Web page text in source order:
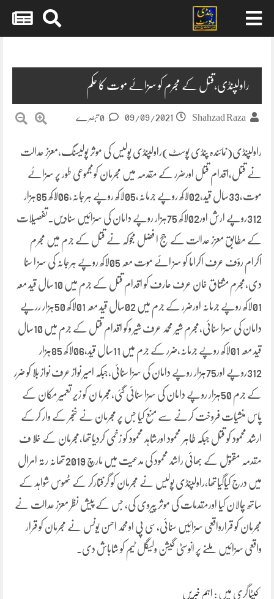
راولپنڈی،قتل کے مجرم کو سزائے موت کا حکم
Shahzad Raza
09/09/2021
راولپنڈی(نمائندہ پنڈی پوسٹ)راولپنڈی پولیس کی موثر پولیسنگ،معزز عدالت
نے قتل،اقدام قتل اورضرر کے مقدمہ میں مجرمان کومجموعی طور پر سزائے
موت،33سال قید،02لاکھ روپے جرمانہ،05لاکھ روپے ہرجانہ،06لاکھ 85ہزار
312روپے ارش اور02لاکھ 75ہزار روپے دامان کی سزائیں سنادیں۔تفصیلات
کے مطابق معزز عدالت کے جج ا فضل مجوکہ نے قتل کے جرم میں مجرم
اکرام رؤف عرف اکراما کو سز ائے موت معہ 05لاکھ روپے ہرجانہ کی سز ا سنا
دی،مجرم مشتاق خان عرف عارف کو اقدام قتل کے جرم میں 10سال قید معہ
01لاکھ روپے جرمانہ اورضرر کے جرم میں 02سال قید معہ 01لاکھ 50ہزار ررپے
دامان کی سزا سنائی،مجرم شیر محمد عرف شیر وکو اقدام قتل کے جرم میں 10سال
قید معہ 01لاکھ روپے جرمانہ،ضرر کے جرم میں 11سال قید،06لاکھ 85ہزار
312روپے اور75ہزار روپے دامان کی سزا سنائی،جبکہ امیر نواز عرف نواز بلا کو ضرر
کے جرم 50ہزار روپے دامان کی سزا سنائی گئی،مجرما ن کو زیر تعمیر مکان کے
پاس منشیات فروخت کرنے سے منع کیا جس پر مجرمان نے خنجر کے وار کرکے
ارشد محمود کو قتل جبکہ طاہر محمود اورشاہد محمود کو زخمی کردیاتھا،مجرمان کے خلا ف
مقدمہ مقتول کے بھائی راشد محمود کی مدعیت میں مارچ 2019تھانہ رتہ امرال
میں درج کیاگیاتھا،راولپنڈی پولیس نے مجرمان کو گرفتارکر کے ٹھوس شواہد کے
ساتھ چالان کیا اورمقدمات کی موثر پیروی کی، جس کے پیش نظر معزز عدالت نے
مجرمان کو قرارواقعی سزائیں سنائی،سی پی اومحمد احسن یونس نے مجرمان کو قرار
واقعی سزائیں ملنے پر انوسٹی گیشن ولیگل ٹیم کو شاباش دی۔
کیٹاگری میں : اہم خبریں